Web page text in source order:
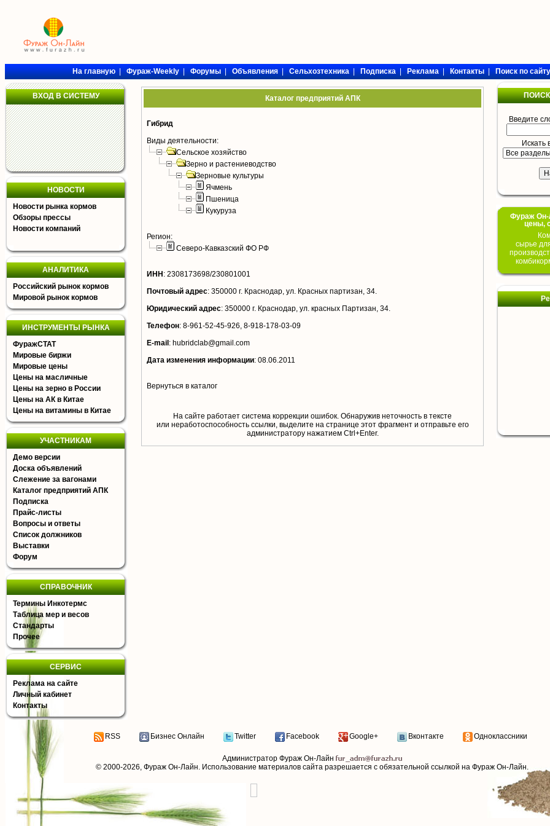
На главную|Фураж-Weekly|Форумы|Объявления|Сельхозтехника|Подписка|Реклама|Контакты|Поиск по сайту
ВХОД В СИСТЕМУ
НОВОСТИ
Новости рынка кормов
Обзоры прессы
Новости компаний
АНАЛИТИКА
Российский рынок кормов
Мировой рынок кормов
ИНСТРУМЕНТЫ РЫНКА
ФуражСТАТ
Мировые биржи
Мировые цены
Цены на масличные
Цены на зерно в России
Цены на АК в Китае
Цены на витамины в Китае
УЧАСТНИКАМ
Демо версии
Доска объявлений
Слежение за вагонами
Каталог предприятий АПК
Подписка
Прайс-листы
Вопросы и ответы
Список должников
Выставки
Форум
СПРАВОЧНИК
Термины Инкотермс
Таблица мер и весов
Стандарты
Прочее
СЕРВИС
Реклама на сайте
Личный кабинет
Контакты
Каталог предприятий АПК
Гибрид
Виды деятельности:
Сельское хозяйство
Зерно и растениеводство
Зерновые культуры
Ячмень
Пшеница
Кукуруза
Регион:
Северо-Кавказский ФО РФ
ИНН : 2308173698/230801001
Почтовый адрес: 350000 г. Краснодар, ул. Красных партизан, 34.
Юридический адрес: 350000 г. Краснодар, ул. красных Партизан, 34.
Телефон: 8-961-52-45-926, 8-918-178-03-09
E-mail : hubridclab@gmail.com
Дата изменения информации: 08.06.2011
Вернуться в каталог
На сайте работает система коррекции ошибок. Обнаружив неточность в тексте
или неработоспособность ссылки, выделите на странице этот фрагмент и отправьте его
aдминистратору нажатием Ctrl+Enter.
Введите
Искать
Фураж Он-
цены,
сырье
RSS Бизнес Онлайн Twitter Facebook Google+ Вконтакте Одноклассники
Администратор Фураж Он-Лайн
© 2000-2026, Фураж Он-Лайн. Использование материалов сайта разрешается с обязательной ссылкой на Фураж Он-Лайн.